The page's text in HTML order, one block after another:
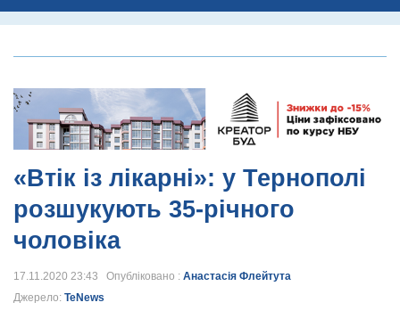
«Втік із лікарні»: у Тернополі
розшукують 35-річного
чоловіка
17.11.2020 23:43 Опубліковано : Анастасія Флейтута
Джерело: TeNews